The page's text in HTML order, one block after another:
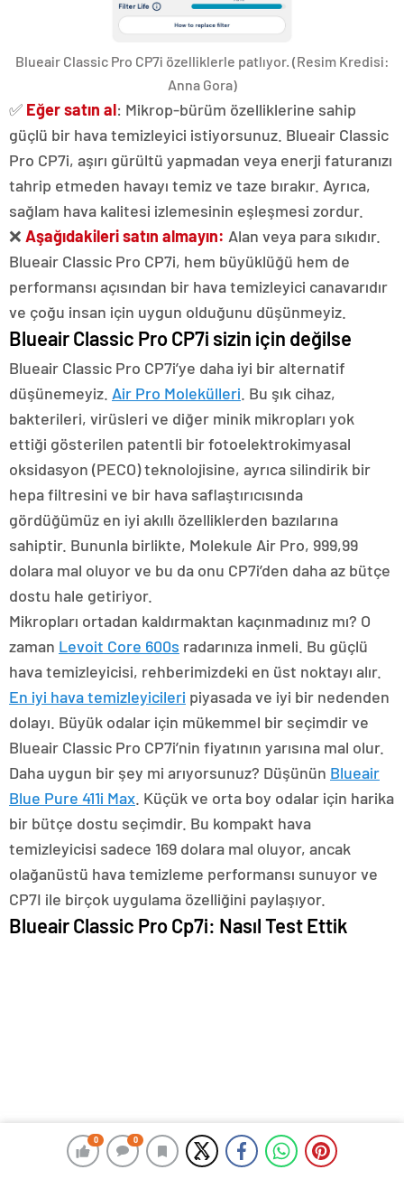
0 0
Blueair Classic Pro CP7i özelliklerle patlıyor. (Resim Kredisi:
Anna Gora)
✅ Eğer satın al: Mikrop-bürüm özelliklerine sahip
güçlü bir hava temizleyici istiyorsunuz. Blueair Classic
Pro CP7i, aşırı gürültü yapmadan veya enerji faturanızı
tahrip etmeden havayı temiz ve taze bırakır. Ayrıca,
sağlam hava kalitesi izlemesinin eşleşmesi zordur.
❌ Aşağıdakileri satın almayın: Alan veya para sıkıdır.
Blueair Classic Pro CP7i, hem büyüklüğü hem de
performansı açısından bir hava temizleyici canavarıdır
ve çoğu insan için uygun olduğunu düşünmeyiz.
Blueair Classic Pro CP7i sizin için değilse
Blueair Classic Pro CP7i’ye daha iyi bir alternatif
düşünemeyiz. Air Pro Molekülleri . Bu şık cihaz,
bakterileri, virüsleri ve diğer minik mikropları yok
ettiği gösterilen patentli bir fotoelektrokimyasal
oksidasyon (PECO) teknolojisine, ayrıca silindirik bir
hepa filtresini ve bir hava saflaştırıcısında
gördüğümüz en iyi akıllı özelliklerden bazılarına
sahiptir. Bununla birlikte, Molekule Air Pro, 999,99
dolara mal oluyor ve bu da onu CP7i’den daha az bütçe
dostu hale getiriyor.
Mikropları ortadan kaldırmaktan kaçınmadınız mı? O
zaman Levoit Core 600s radarınıza inmeli. Bu güçlü
hava temizleyicisi, rehberimizdeki en üst noktayı alır.
En iyi hava temizleyicileri piyasada ve iyi bir nedenden
dolayı. Büyük odalar için mükemmel bir seçimdir ve
Blueair Classic Pro CP7i’nin fiyatının yarısına mal olur.
Daha uygun bir şey mi arıyorsunuz? Düşünün Blueair
Blue Pure 411i Max . Küçük ve orta boy odalar için harika
bir bütçe dostu seçimdir. Bu kompakt hava
temizleyicisi sadece 169 dolara mal oluyor, ancak
olağanüstü hava temizleme performansı sunuyor ve
CP7I ile birçok uygulama özelliğini paylaşıyor.
Blueair Classic Pro Cp7i: Nasıl Test Ettik